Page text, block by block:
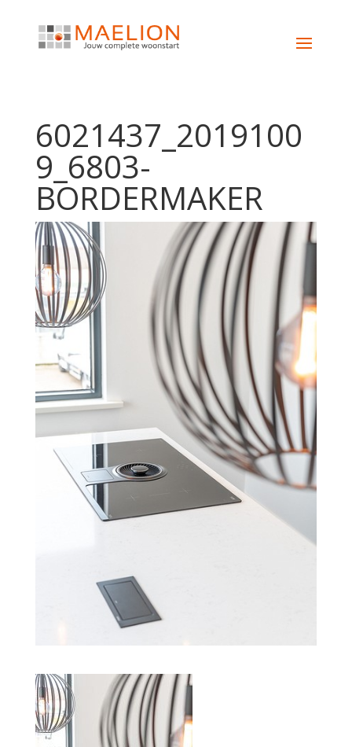
6021437_2019100
9_6803-
BORDERMAKER